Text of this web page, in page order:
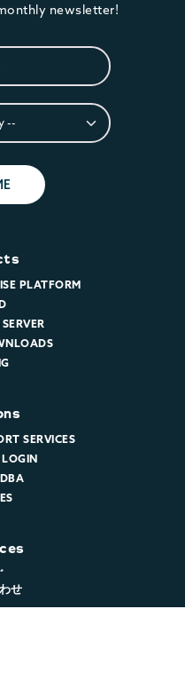
せ
newsletter!
PLATFORM
SERVICES
LOGIN